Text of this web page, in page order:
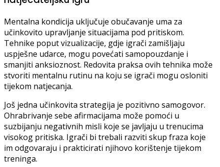
Mentalna kondicija uključuje obučavanje uma za
učinkovito upravljanje situacijama pod pritiskom.
Tehnike poput vizualizacije, gdje igrači zamišljaju
uspješne udarce, mogu povećati samopouzdanje i
smanjiti anksioznost. Redovita praksa ovih tehnika može
stvoriti mentalnu rutinu na koju se igrači mogu osloniti
tijekom natjecanja.
Još jedna učinkovita strategija je pozitivno samogovor.
Ohrabrivanje sebe afirmacijama može pomoći u
suzbijanju negativnih misli koje se javljaju u trenucima
visokog pritiska. Igrači bi trebali razviti skup fraza koje
im odgovaraju i prakticirati njihovo korištenje tijekom
treninga.